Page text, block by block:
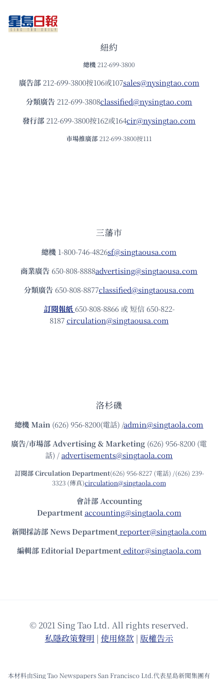
紐約
總機 212-699-3800
廣告部212-699-3800按106或107sales@nysingtao.com
分類廣告 212-699-3808classified@nysingtao.com
發⾏部 212-699-3800按162或164cir@nysingtao.com
市場推廣部 212-699-3800按111
三藩市
總機 1-800-746-4826sf@singtaousa.com
商業廣告 650-808-8888advertising@singtaousa.com
分類廣告 650-808-8877classified@singtaousa.com
訂閱報紙 650-808-8866 或 短信 650-822-
8187circulation@singtaousa.com
洛杉磯
總機Main (626) 956-8200(電話) /admin@singtaola.com
廣告/市場部Advertising & Marketing (626) 956-8200 (電
話) /advertisements@singtaola.com
訂閱部 Circulation Department(626) 956-8227 (電話) /(626) 239-
3323 (傳真)circulation@singtaola.com
會計部 Accounting
Department accounting@singtaola.com
新聞採訪部 News Department reporter@singtaola.com
編輯部 Editorial Department editor@singtaola.com
© 2021 Sing Tao Ltd. All rights reserved.
私隱政策聲明 | 使⽤條款 | 版權告⽰
本材料由Sing Tao Newspapers San Francisco Ltd.代表星島新聞集團有